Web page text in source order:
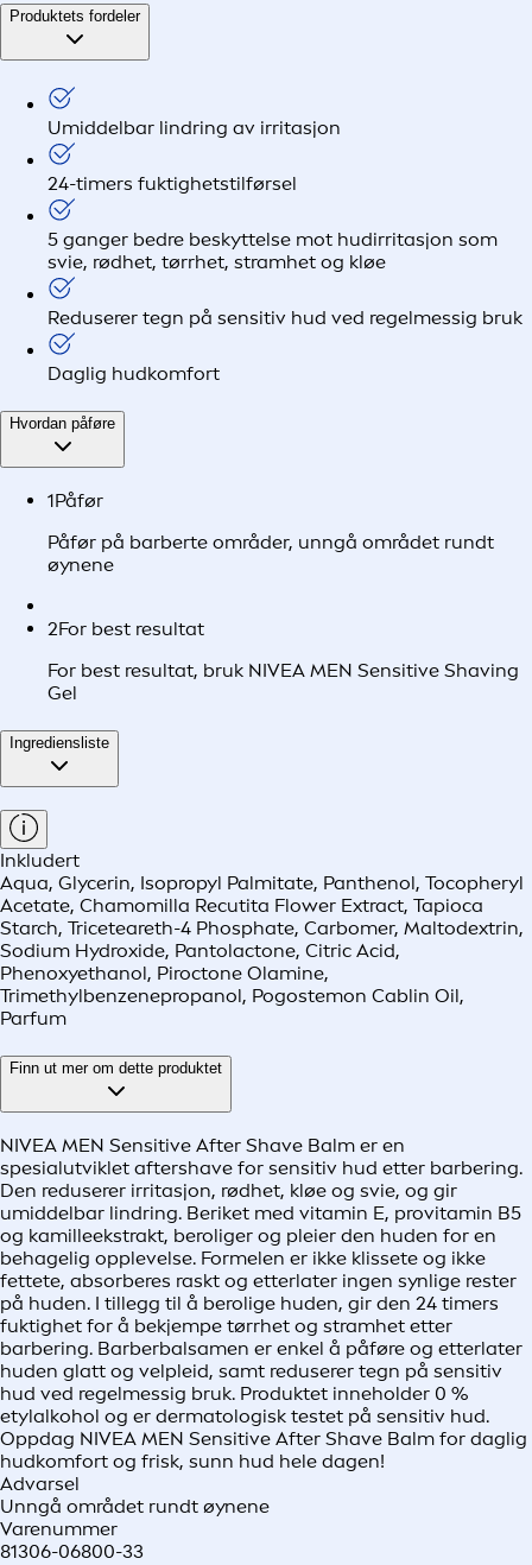
Produktets fordeler
Umiddelbar lindring av irritasjon
24-timers fuktighetstilførsel
5 ganger bedre beskyttelse mot hudirritasjon som
svie, rødhet, tørrhet, stramhet og kløe
Reduserer tegn på sensitiv hud ved regelmessig bruk
Daglig hudkomfort
Hvordan påføre
1Påfør
Påfør på barberte områder, unngå området rundt
øynene
2For best resultat
For best resultat, bruk NIVEA MEN Sensitive Shaving
Gel
Ingrediensliste
Inkludert
Aqua, Glycerin, Isopropyl Palmitate, Panthenol, Tocopheryl
Acetate, Chamomilla Recutita Flower Extract, Tapioca
Starch, Triceteareth-4 Phosphate, Carbomer, Maltodextrin,
Sodium Hydroxide, Pantolactone, Citric Acid,
Phenoxyethanol, Piroctone Olamine,
Trimethylbenzenepropanol, Pogostemon Cablin Oil,
Parfum
Finn ut mer om dette produktet
NIVEA MEN Sensitive After Shave Balm er en
spesialutviklet aftershave for sensitiv hud etter barbering.
Den reduserer irritasjon, rødhet, kløe og svie, og gir
umiddelbar lindring. Beriket med vitamin E, provitamin B5
og kamilleekstrakt, beroliger og pleier den huden for en
behagelig opplevelse. Formelen er ikke klissete og ikke
fettete, absorberes raskt og etterlater ingen synlige rester
på huden. I tillegg til å berolige huden, gir den 24 timers
fuktighet for å bekjempe tørrhet og stramhet etter
barbering. Barberbalsamen er enkel å påføre og etterlater
huden glatt og velpleid, samt reduserer tegn på sensitiv
hud ved regelmessig bruk. Produktet inneholder 0 %
etylalkohol og er dermatologisk testet på sensitiv hud.
Oppdag NIVEA MEN Sensitive After Shave Balm for daglig
hudkomfort og frisk, sunn hud hele dagen!
Advarsel
Unngå området rundt øynene
Varenummer
81306-06800-33